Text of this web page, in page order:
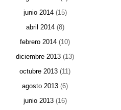
junio 2014(15)
abril 2014(8)
febrero 2014 (10)
diciembre 2013 (13)
octubre 2013 (11)
agosto 2013 (6)
junio 2013(16)